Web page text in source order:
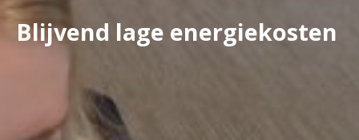
Blijvend lage energiekosten